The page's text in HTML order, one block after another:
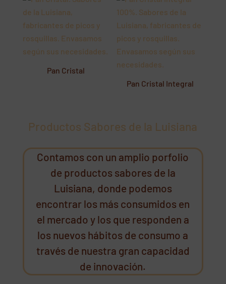
Pan Cristal
Pan Cristal Integral
Productos Sabores de la Luisiana
Contamos con un amplio porfolio
de productos sabores de la
Luisiana, donde podemos
encontrar los más consumidos en
el mercado y los que responden a
los nuevos hábitos de consumo a
través de nuestra gran capacidad
de innovación.